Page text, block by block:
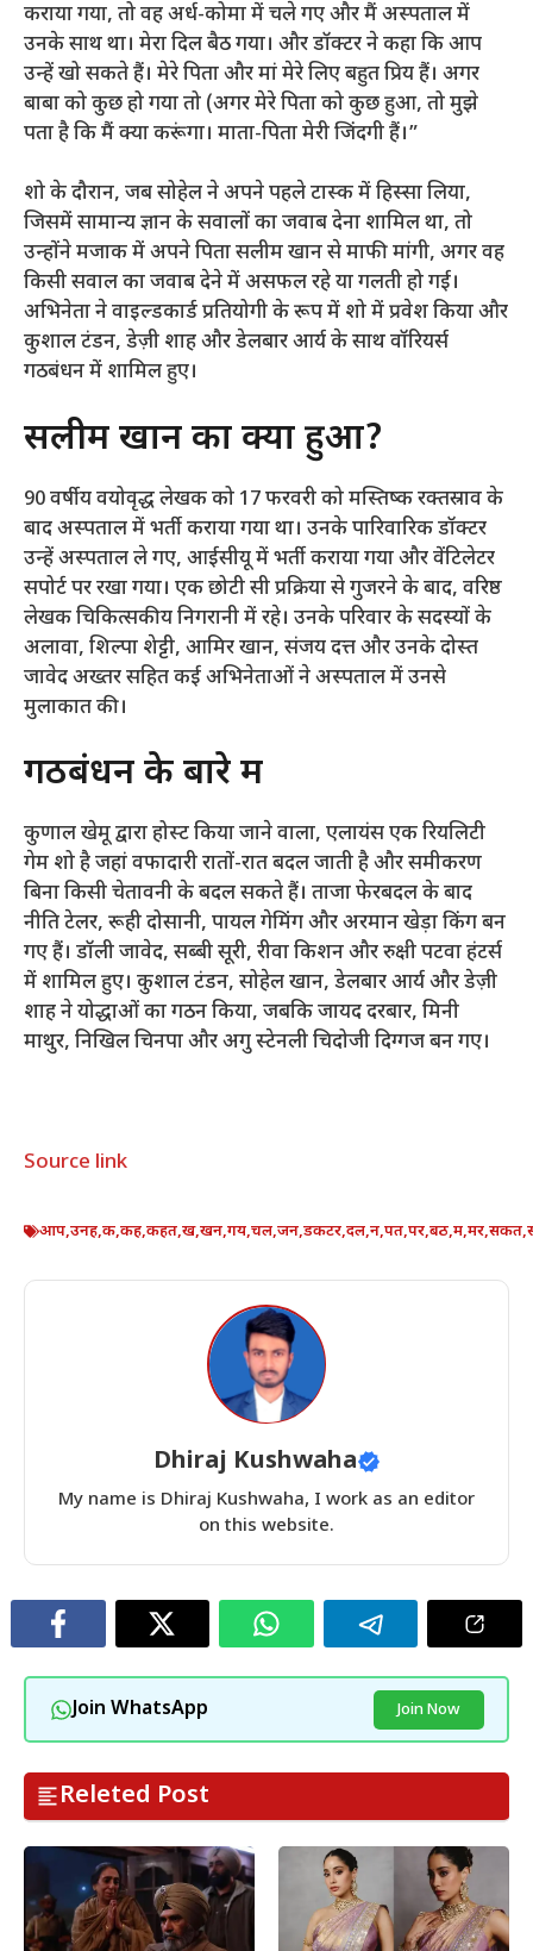
कराया गया, तो वह अर्ध-कोमा में चले गए और मैं अस्पताल में
उनके साथ था। मेरा दिल बैठ गया। और डॉक्टर ने कहा कि आप
उन्हें खो सकते हैं। मेरे पिता और मां मेरे लिए बहुत प्रिय हैं। अगर
बाबा को कुछ हो गया तो (अगर मेरे पिता को कुछ हुआ, तो मुझे
पता है कि मैं क्या करूंगा। माता-पिता मेरी जिंदगी हैं।”
शो के दौरान, जब सोहेल ने अपने पहले टास्क में हिस्सा लिया,
जिसमें सामान्य ज्ञान के सवालों का जवाब देना शामिल था, तो
उन्होंने मजाक में अपने पिता सलीम खान से माफी मांगी, अगर वह
किसी सवाल का जवाब देने में असफल रहे या गलती हो गई।
अभिनेता ने वाइल्डकार्ड प्रतियोगी के रूप में शो में प्रवेश किया और
कुशाल टंडन, डेज़ी शाह और डेलबार आर्य के साथ वॉरियर्स
गठबंधन में शामिल हुए।
सलीम खान का क्या हुआ?
90 वर्षीय वयोवृद्ध लेखक को 17 फरवरी को मस्तिष्क रक्तस्राव के
बाद अस्पताल में भर्ती कराया गया था। उनके पारिवारिक डॉक्टर
उन्हें अस्पताल ले गए, आईसीयू में भर्ती कराया गया और वेंटिलेटर
सपोर्ट पर रखा गया। एक छोटी सी प्रक्रिया से गुजरने के बाद, वरिष्ठ
लेखक चिकित्सकीय निगरानी में रहे। उनके परिवार के सदस्यों के
अलावा, शिल्पा शेट्टी, आमिर खान, संजय दत्त और उनके दोस्त
जावेद अख्तर सहित कई अभिनेताओं ने अस्पताल में उनसे
मुलाकात की।
गठबंधन के बारे में
कुणाल खेमू द्वारा होस्ट किया जाने वाला, एलायंस एक रियलिटी
गेम शो है जहां वफादारी रातों-रात बदल जाती है और समीकरण
बिना किसी चेतावनी के बदल सकते हैं। ताजा फेरबदल के बाद
नीति टेलर, रूही दोसानी, पायल गेमिंग और अरमान खेड़ा किंग बन
गए हैं। डॉली जावेद, सब्बी सूरी, रीवा किशन और रुक्षी पटवा हंटर्स
में शामिल हुए। कुशाल टंडन, सोहेल खान, डेलबार आर्य और डेज़ी
शाह ने योद्धाओं का गठन किया, जबकि जायद दरबार, मिनी
माथुर, निखिल चिनपा और अगु स्टेनली चिदोजी दिग्गज बन गए।
Source link
आप,उनह,क,कह,कहत,ख,खन,गय,चल,जन,डकटर,दल,न,पत,पर,बठ,म,मर,सकत,
Dhiraj Kushwaha
My name is Dhiraj Kushwaha, I work as an editor
on this website.
Join WhatsApp Join Now
Releted Post